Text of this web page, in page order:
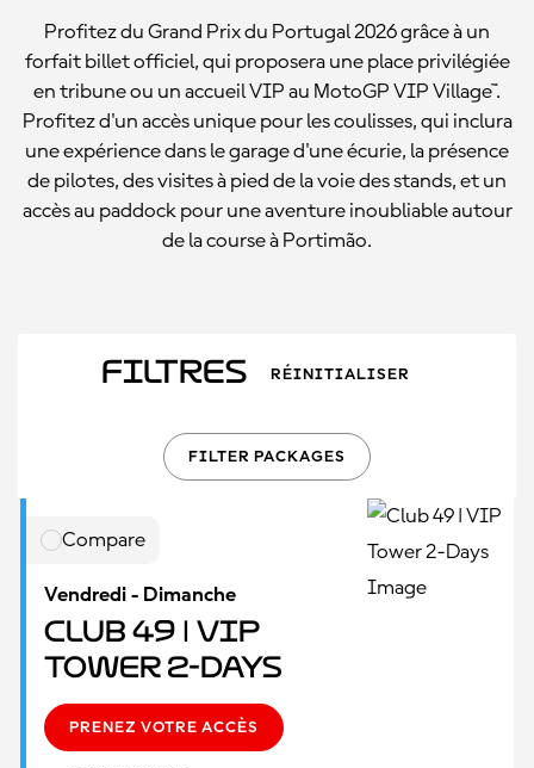
Profitez du Grand Prix du Portugal 2026 grâce à un
forfait billet officiel, qui proposera une place privilégiée
en tribune ou un accueil VIP au MotoGP VIP Village™.
Profitez d'un accès unique pour les coulisses, qui inclura
une expérience dans le garage d'une écurie, la présence
de pilotes, des visites à pied de la voie des stands, et un
accès au paddock pour une aventure inoubliable autour
de la course à Portimão.
Filtres RÉINITIALISER
FILTER PACKAGES
Compare
Vendredi - Dimanche
Club 49 | VIP
Tower 2-Days
PRENEZ VOTRE ACCÈS